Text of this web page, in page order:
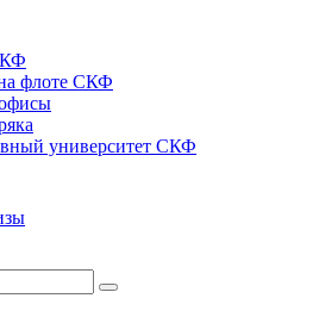
флоте СКФ
университет СКФ